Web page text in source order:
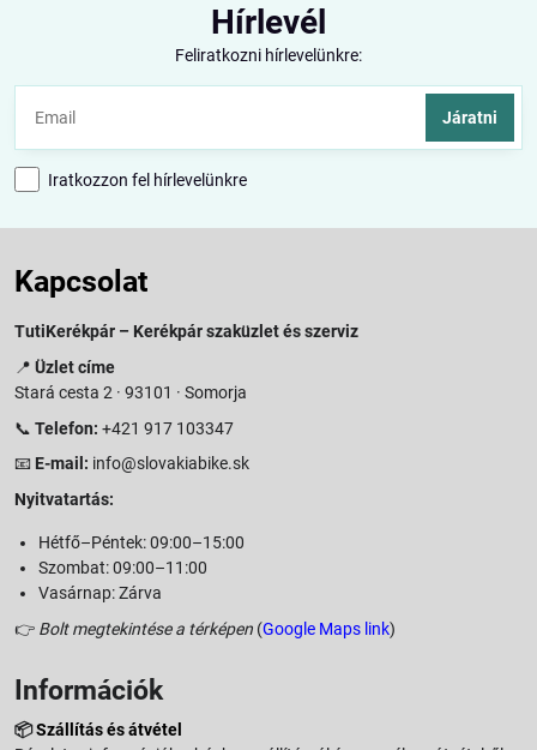
Hírlevél
Feliratkozni hírlevelünkre:
Járatni
Iratkozzon fel hírlevelünkre
Kapcsolat
TutiKerékpár – Kerékpár szaküzlet és szerviz
📍 Üzlet címe
Stará cesta 2 · 93101 · Somorja
📞 Telefon: +421 917 103347
📧 E-mail: info@slovakiabike.sk
Nyitvatartás:
Hétfő–Péntek: 09:00–15:00
Szombat: 09:00–11:00
Vasárnap: Zárva
👉 Bolt megtekintése a térképen (Google Maps link)
Információk
📦Szállítás és átvétel